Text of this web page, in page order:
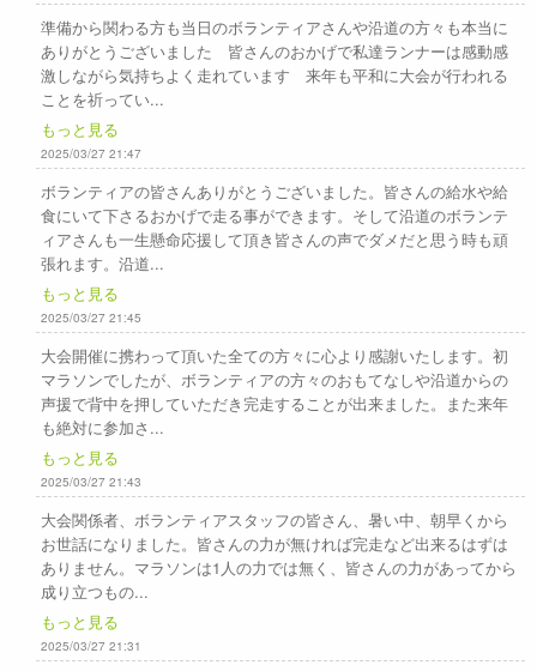
準備から関わる方も当日のボランティアさんや沿道の方々も本当に
ありがとうございました 皆さんのおかげで私達ランナーは感動感
激しながら気持ちよく走れています 来年も平和に大会が行われる
ことを祈ってい...
もっと見る
2025/03/27 21:47
ボランティアの皆さんありがとうございました。皆さんの給水や給
食にいて下さるおかげで走る事ができます。そして沿道のボランテ
ィアさんも一生懸命応援して頂き皆さんの声でダメだと思う時も頑
張れます。沿道...
もっと見る
2025/03/27 21:45
大会開催に携わって頂いた全ての方々に心より感謝いたします。初
マラソンでしたが、ボランティアの方々のおもてなしや沿道からの
声援で背中を押していただき完走することが出来ました。また来年
も絶対に参加さ...
もっと見る
2025/03/27 21:43
大会関係者、ボランティアスタッフの皆さん、暑い中、朝早くから
お世話になりました。皆さんの力が無ければ完走など出来るはずは
ありません。マラソンは1人の力では無く、皆さんの力があってから
成り立つもの...
もっと見る
2025/03/27 21:31